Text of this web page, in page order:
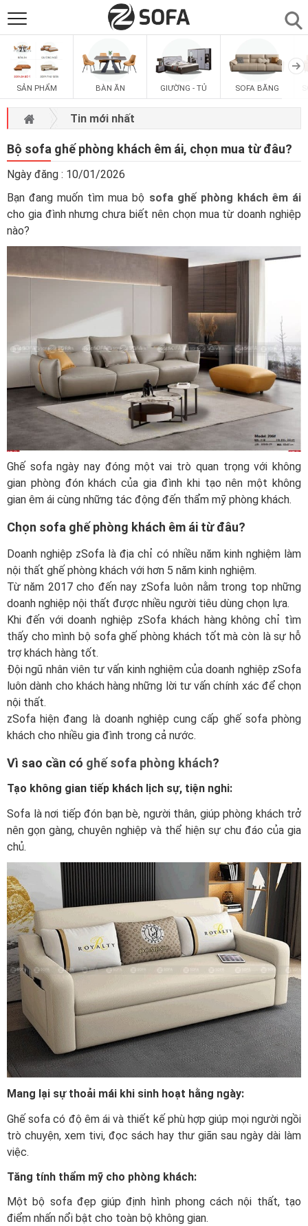
SẢN PHẨM
SOFAS
PHÒNG NGỦ
PHÒNG KHÁCH
SẢN PHẨM BÀN ĂN GIƯỜNG - TỦ SOFA BĂNG
Tin mới nhất
Bộ sofa ghế phòng khách êm ái, chọn mua từ đâu?
Ngày đăng : 10/01/2026
Bạn đang muốn tìm mua bộ sofa ghế phòng khách êm ái
cho gia đình nhưng chưa biết nên chọn mua từ doanh nghiệp
nào?
Ghế sofa ngày nay đóng một vai trò quan trọng với không
gian phòng đón khách của gia đình khi tạo nên một không
gian êm ái cùng những tác động đến thẩm mỹ phòng khách.
Chọn sofa ghế phòng khách êm ái từ đâu?
Doanh nghiệp zSofa là địa chỉ có nhiều năm kinh nghiệm làm
nội thất ghế phòng khách với hơn 5 năm kinh nghiệm.
Từ năm 2017 cho đến nay zSofa luôn nằm trong top những
doanh nghiệp nội thất được nhiều người tiêu dùng chọn lựa.
Khi đến với doanh nghiệp zSofa khách hàng không chỉ tìm
thấy cho mình bộ sofa ghế phòng khách tốt mà còn là sự hỗ
trợ khách hàng tốt.
Đội ngũ nhân viên tư vấn kinh nghiệm của doanh nghiệp zSofa
luôn dành cho khách hàng những lời tư vấn chính xác để chọn
nội thất.
zSofa hiện đang là doanh nghiệp cung cấp ghế sofa phòng
khách cho nhiều gia đình trong cả nước.
Vì sao cần có ghế sofa phòng khách?
Tạo không gian tiếp khách lịch sự, tiện nghi:
Sofa là nơi tiếp đón bạn bè, người thân, giúp phòng khách trở
nên gọn gàng, chuyên nghiệp và thể hiện sự chu đáo của gia
chủ.
Mang lại sự thoải mái khi sinh hoạt hằng ngày:
Ghế sofa có độ êm ái và thiết kế phù hợp giúp mọi người ngồi
trò chuyện, xem tivi, đọc sách hay thư giãn sau ngày dài làm
việc.
Tăng tính thẩm mỹ cho phòng khách:
Một bộ sofa đẹp giúp định hình phong cách nội thất, tạo
điểm nhấn nổi bật cho toàn bộ không gian.